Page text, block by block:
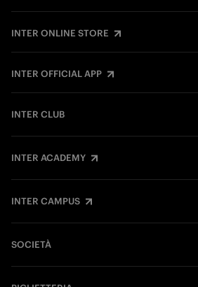
INTER ONLINE STORE
INTER OFFICIAL APP
INTER CLUB
INTER ACADEMY
INTER CAMPUS
SOCIETÀ